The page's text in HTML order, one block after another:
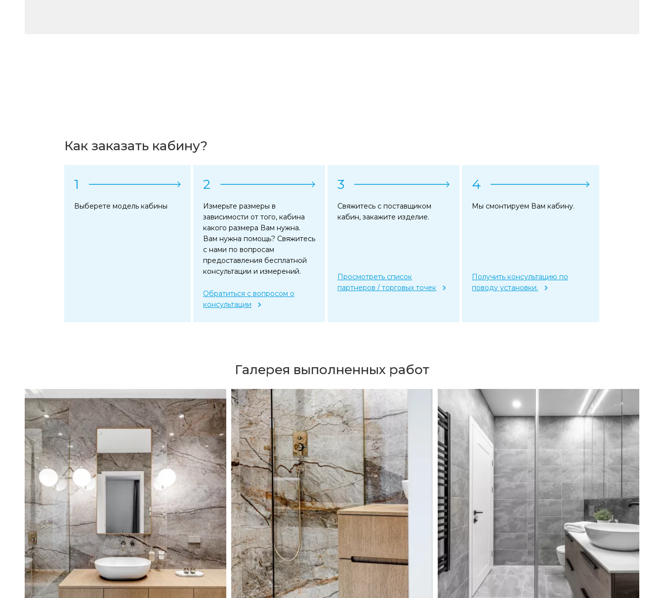
Как заказать кабину?
1
Выберете модель кабины
2
Измерьте размеры в
зависимости от того, кабина
какого размера Вам нужна.
Вам нужна помощь? Свяжитесь
с нами по вопросам
предоставления бесплатной
консультации и измерений.
Обратиться с вопросом о
консультации
3
Свяжитесь с поставщиком
кабин, закажите изделие.
Просмотреть список
партнеров / торговых точек
4
Мы смонтируем Вам кабину.
Получить консультацию по
поводу установки.
Галерея выполненных работ